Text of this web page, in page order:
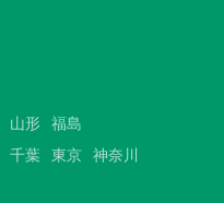
山形 福島
千葉 東京 神奈川